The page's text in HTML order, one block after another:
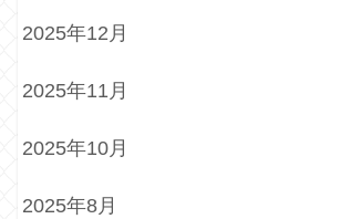
2025年12月
2025年11月
2025年10月
2025年8月